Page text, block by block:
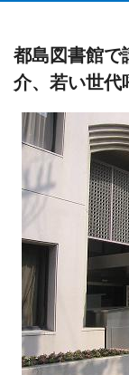
都島図書館で
介、若い世代